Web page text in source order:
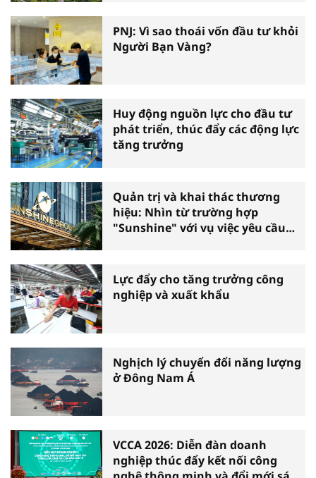
PNJ: Vì sao thoái vốn đầu tư khỏi
Người Bạn Vàng?
Huy động nguồn lực cho đầu tư
phát triển, thúc đẩy các động lực
tăng trưởng
Quản trị và khai thác thương
hiệu: Nhìn từ trường hợp
"Sunshine" với vụ việc yêu cầu
Lực đẩy cho tăng trưởng công
nghiệp và xuất khẩu
Nghịch lý chuyển đổi năng lượng
ở Đông Nam Á
VCCA 2026: Diễn đàn doanh
nghiệp thúc đẩy kết nối công